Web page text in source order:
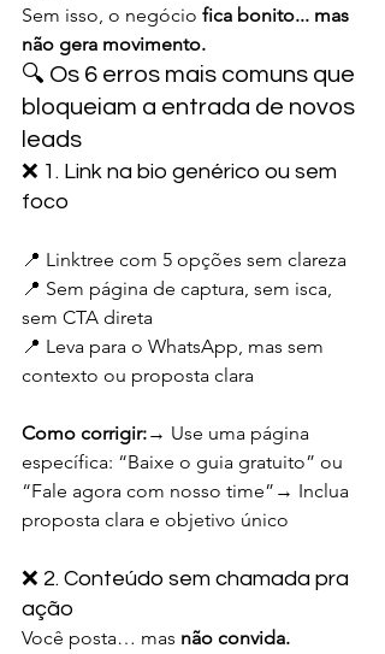
Sem isso, o negócio fica bonito... mas
não gera movimento.
🔍 Os 6 erros mais comuns que
bloqueiam a entrada de novos
leads
❌ 1. Link na bio genérico ou sem
foco
📍 Linktree com 5 opções sem clareza
📍 Sem página de captura, sem isca,
sem CTA direta
📍 Leva para o WhatsApp, mas sem
contexto ou proposta clara
Como corrigir:→ Use uma página
específica: “Baixe o guia gratuito” ou
“Fale agora com nosso time”→ Inclua
proposta clara e objetivo único
❌ 2. Conteúdo sem chamada pra
ação
Você posta… mas não convida.